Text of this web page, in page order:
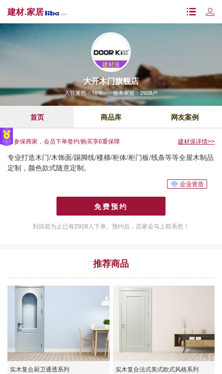
建材.家居
· 建材保 ·
大开木门旗舰店
入驻篱笆：16年 服务家庭：2928户
首页 商品库 网友案例
参保商家，会员下单签约/购买享6重保障 建材保详情>>
专业打造木门/木饰面/踢脚线/楼梯/柜体/柜门板/线条等等全屋木制品
定制，颜色款式随意定制。
企业资质
免费预约
到目前为止已有2928 人下单。预约后，店家会马上联系您！
推荐商品
实木复合厨卫通透系列 实木复合法式美式欧式风格系列